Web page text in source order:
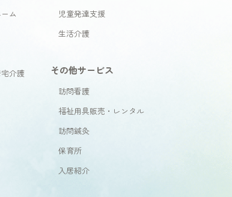
ム
介護
児童発達支援
生活介護
その他サービス
訪問看護
福祉用具販売・レンタル
訪問鍼灸
保育所
入居紹介